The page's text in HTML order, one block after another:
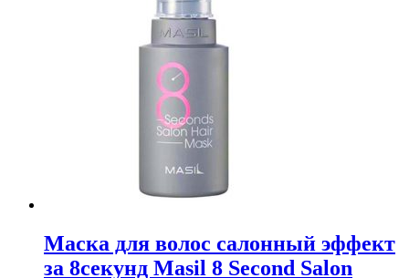
Маска для волос салонный эффект
за 8секунд Masil 8 Second Salon